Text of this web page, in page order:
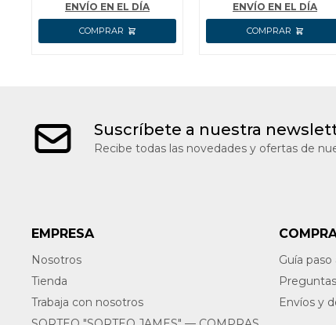
ENVÍO EN EL DÍA ENVÍO EN EL DÍA
Suscríbete a nuestra
Recibe todas las novedades y ofertas de
EMPRESA
Nosotros
Tienda
Trabaja con nosotros
Guía
Envíos y